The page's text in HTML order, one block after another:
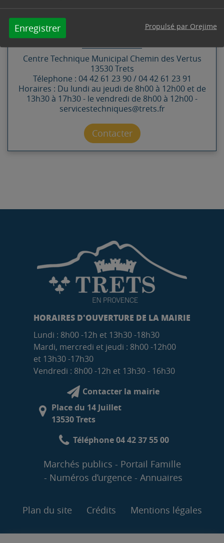
Enregistrer Propulsé par Orejime
SERVICES TECHNIQUES
Centre Technique Municipal Chemin des Vertus
13530 Trets
Télephone : 04 42 61 23 90 / 04 42 61 23 91
Horaires : Du lundi au jeudi de 8h00 à 12h00 et de
13h30 à 17h30 - le vendredi de 8h00 à 12h00 -
servicestechniques@trets.fr
Contacter par mail
Contacter
HORAIRES D'OUVERTURE DE LA MAIRIE
Lundi : 8h00 -12h et 13h30 -18h30
Mardi, mercredi et jeudi : 8h00 -12h00
et 13h30 -17h30
Vendredi : 8h00 -12h et 13h30 - 16h30
Contacter la mairie
Place du 14 Juillet
13530 Trets
Téléphone 04 42 37 55 00
Marchés publics
Portail Famille
Numéros d’urgence
Annuaires
Plan du site Crédits Mentions légales